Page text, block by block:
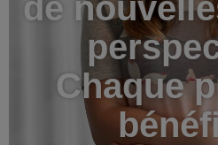
de
Chaque